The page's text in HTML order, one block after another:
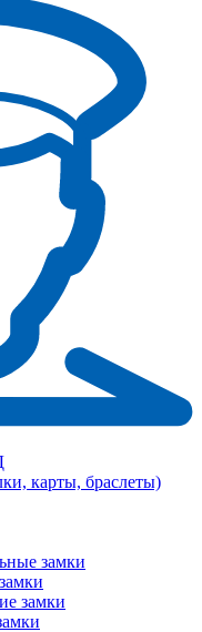
карты, браслеты)
замки
замки